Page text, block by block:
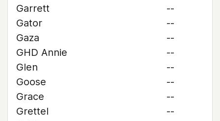
Garrett
--
Gator
--
Gaza
--
GHD Annie
--
Glen
--
Goose
--
Grace
--
Grettel
--